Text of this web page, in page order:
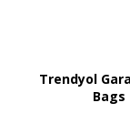
Trendyol
Bags